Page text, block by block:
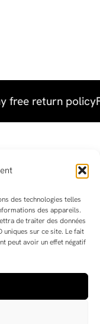
des technologies telles
des appareils.
de traiter des données
uniques sur ce site. Le fait
peut avoir un effet négatif
free return policy
Sale